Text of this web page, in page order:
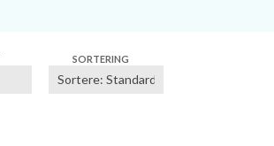
SORTERING